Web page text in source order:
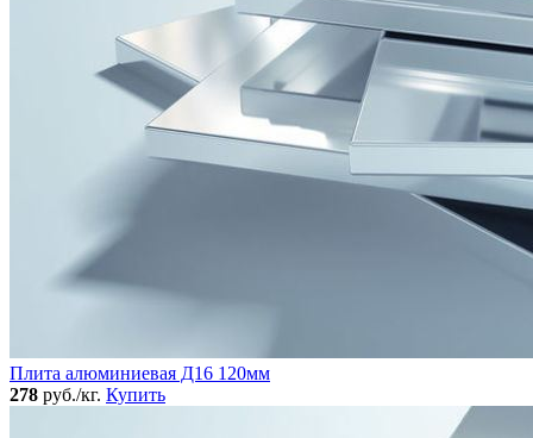
Плита алюминиевая Д16 120мм
278 руб./кг. Купить